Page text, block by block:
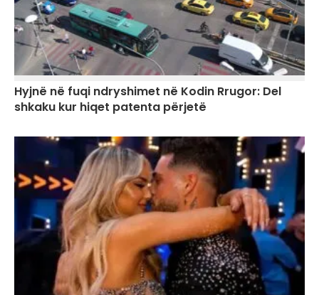
Hyjnë në fuqi ndryshimet në Kodin Rrugor: Del
shkaku kur hiqet patenta përjetë